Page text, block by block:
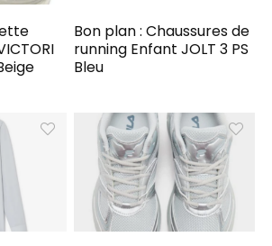
Bon plan : Chaussures de
running Enfant JOLT 3 PS
Bleu